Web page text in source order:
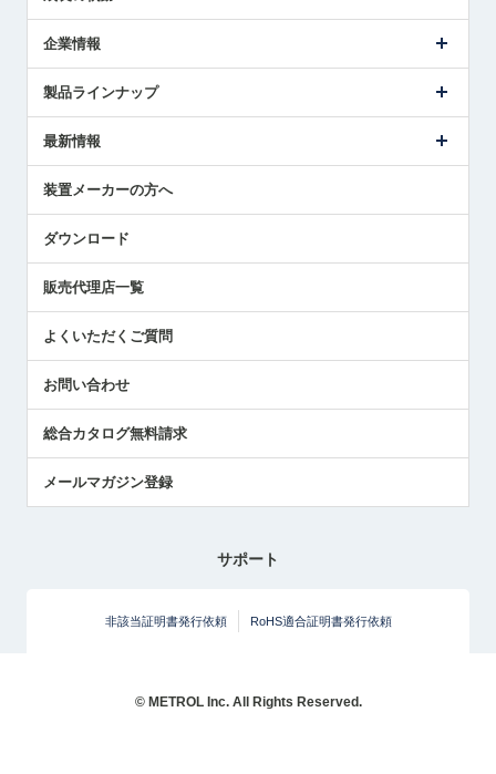
企業情報
ごあいさつ
受賞履歴
採用情報
国/地域/言語
製品ラインナップ
ツールセッタ製品
エアマイクロセンサ製品
最新情報
メトロールの技術
社員ブログ
中小企業のBCP地震対策
センサのテクニカルガイド
社長ブログ
装置メーカーの方へ
ダウンロード
販売代理店一覧
よくいただくご質問
お問い合わせ
総合カタログ無料請求
メールマガジン登録
サポート
非該当証明書発行依頼 RoHS適合証明書発行依頼
© METROL Inc. All Rights Reserved.